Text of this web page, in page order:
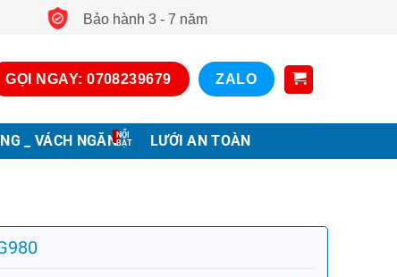
Bảo hành 3 - 7 năm
GỌI NGAY: 0708239679 ZALO
_ VÁCH NGĂN LƯỚI AN TOÀN